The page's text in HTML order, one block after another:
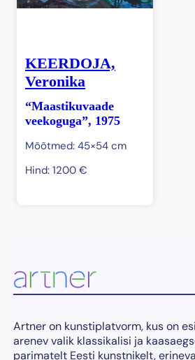
KEERDOJA,
Veronika
“Maastikuvaade
veekoguga”, 1975
Mõõtmed: 45×54 cm
Hind: 1200 €
Artner on kunstiplatvorm, kus on
arenev valik klassikalisi ja
parimatelt Eesti kunstnikelt,